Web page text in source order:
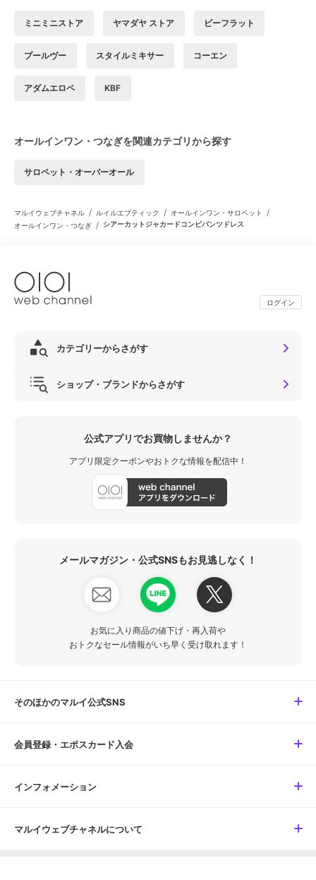
ミニミニストア ヤマダヤ ストア ビーフラット
プールヴー スタイルミキサー コーエン
アダムエロペ KBF
オールインワン・つなぎを関連カテゴリから探す
サロペット・オーバーオール
マルイウェブチャネル / ルイルエブティック / オールインワン・サロペット /
オールインワン・つなぎ / シアーカットジャカードコンビパンツドレス
ログイン
カテゴリーからさがす
ショップ・ブランドからさがす
公式アプリでお買物しませんか？
アプリ限定クーポンやおトクな情報を配信中！
メールマガジン・公式SNSもお見逃しなく！
お気に入り商品の値下げ・再入荷や
おトクなセール情報がいち早く受け取れます！
そのほかのマルイ公式SNS
会員登録・エポスカード入会
インフォメーション
マルイウェブチャネルについて